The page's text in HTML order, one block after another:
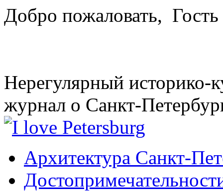
Добро пожаловать, Гость
Нерегулярный историко-
журнал о Санкт-
Архитектура Санкт-